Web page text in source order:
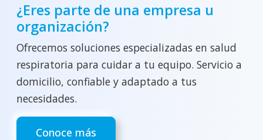
¿Eres parte de una empresa u
organización?
Ofrecemos soluciones especializadas en salud
respiratoria para cuidar a tu equipo. Servicio a
domicilio, confiable y adaptado a tus
necesidades.
Conoce más